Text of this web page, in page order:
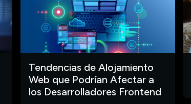
Tendencias de Alojamiento
Web que Podrían Afectar a
los Desarrolladores Frontend